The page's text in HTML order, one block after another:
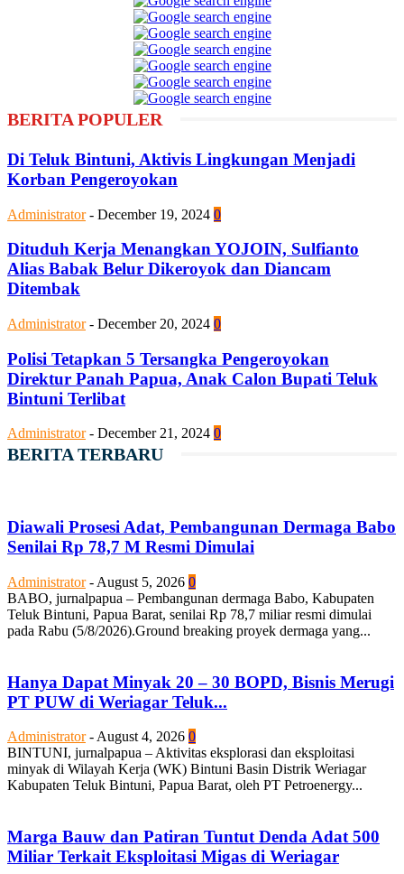
BERITA POPULER
Di Teluk Bintuni, Aktivis Lingkungan Menjadi
Korban Pengeroyokan
Administrator - December 19, 2024 0
Dituduh Kerja Menangkan YOJOIN, Sulfianto
Alias Babak Belur Dikeroyok dan Diancam
Ditembak
Administrator - December 20, 2024 0
Polisi Tetapkan 5 Tersangka Pengeroyokan
Direktur Panah Papua, Anak Calon Bupati Teluk
Bintuni Terlibat
Administrator - December 21, 2024 0
BERITA TERBARU
Diawali Prosesi Adat, Pembangunan Dermaga Babo
Senilai Rp 78,7 M Resmi Dimulai
Administrator - August 5, 2026 0
BABO, jurnalpapua – Pembangunan dermaga Babo, Kabupaten
Teluk Bintuni, Papua Barat, senilai Rp 78,7 miliar resmi dimulai
pada Rabu (5/8/2026).Ground breaking proyek dermaga yang...
Hanya Dapat Minyak 20 – 30 BOPD, Bisnis Merugi
PT PUW di Weriagar Teluk...
Administrator - August 4, 2026 0
BINTUNI, jurnalpapua – Aktivitas eksplorasi dan eksploitasi
minyak di Wilayah Kerja (WK) Bintuni Basin Distrik Weriagar
Kabupaten Teluk Bintuni, Papua Barat, oleh PT Petroenergy...
Marga Bauw dan Patiran Tuntut Denda Adat 500
Miliar Terkait Eksploitasi Migas di Weriagar